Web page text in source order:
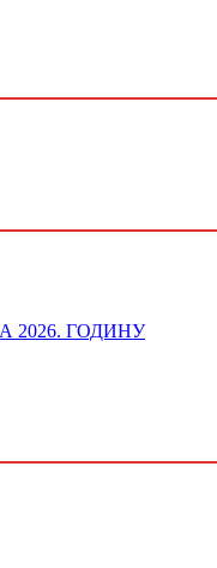
2026. ГОДИНУ